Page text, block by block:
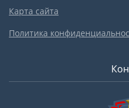
Карта сайта
Политика